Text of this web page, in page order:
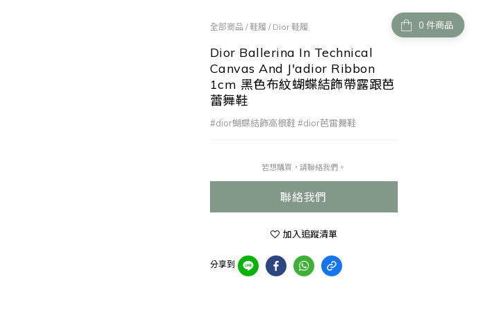
件商品
全部商品 /鞋履 / Dior 鞋履
Dior Ballerina In Technical
Canvas And J'adior Ribbon
1cm 黑色布紋蝴蝶結飾帶露跟芭
蕾舞鞋
#dior蝴蝶結飾高根鞋 #dior芭雷舞鞋
若想購買，請聯絡我們。
聯絡我們
加入追蹤清單
分享到